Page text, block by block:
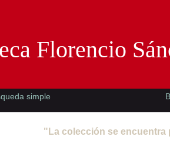
"La colección se encuentra
Florencio
simple